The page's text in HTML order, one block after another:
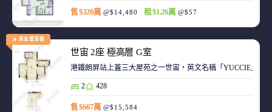
售 $320萬 @$14,480 租 $1.26萬 @$57
黃金置頂盤
世宙 2座 極高層 G室
港鐵朗屏站上蓋三大屋苑之一世宙，英文名稱「YUCCIE」，
2 428
售 $667萬 @$15,584